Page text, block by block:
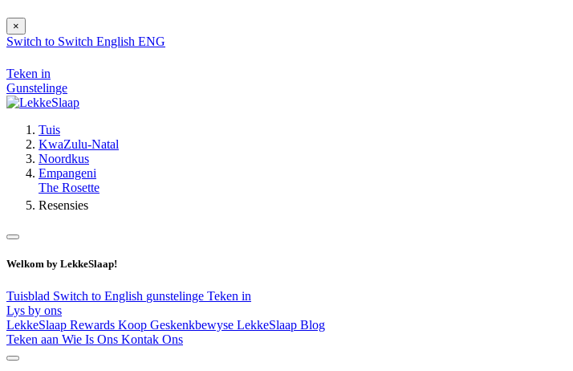
×
Switch to Switch English ENG
Teken in
Gunstelinge
Tuis
KwaZulu-Natal
Noordkus
Empangeni
The Rosette
Resensies
Welkom by LekkeSlaap!
Tuisblad Switch to English gunstelinge Teken in
Lys by ons
LekkeSlaap Rewards Koop Geskenkbewyse LekkeSlaap Blog
Teken aan Wie Is Ons Kontak Ons